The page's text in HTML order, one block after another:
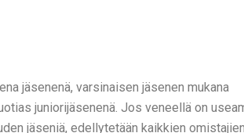
jäsenenä, varsinaisen jäsenen mukana
juniorijäsenenä. Jos veneellä on
jäseniä, edellytetään kaikkien omistajien